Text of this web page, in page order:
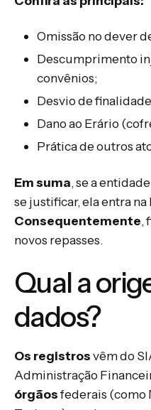
Omissão no dever
Descumprimento
convênios;
Desvio de
Dano ao Erário
Prática de outros
Em suma, se a
se justificar, ela entra na
Consequentemente,
novos repasses.
Qual a
dados?
Os registrosvêm do
Administração
órgãosfederais (como